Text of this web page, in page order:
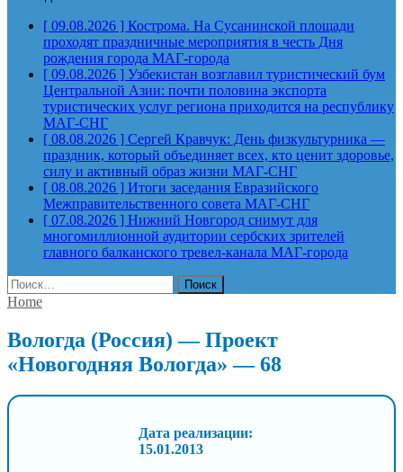
[ 09.08.2026 ] Кострома. На Сусанинской площади
проходят праздничные мероприятия в честь Дня
рождения города МАГ-города
[ 09.08.2026 ] Узбекистан возглавил туристический бум
Центральной Азии: почти половина экспорта
туристических услуг региона приходится на республику
МАГ-СНГ
[ 08.08.2026 ] Сергей Кравчук: День физкультурника —
праздник, который объединяет всех, кто ценит здоровье,
силу и активный образ жизни МАГ-СНГ
[ 08.08.2026 ] Итоги заседания Евразийского
Межправительственного совета МАГ-СНГ
[ 07.08.2026 ] Нижний Новгород снимут для
многомиллионной аудитории сербских зрителей
главного балканского тревел-канала МАГ-города
Найти:
Home
Вологда (Россия) — Проект
«Новогодняя Вологда» — 68
Дата реализации:
15.01.2013